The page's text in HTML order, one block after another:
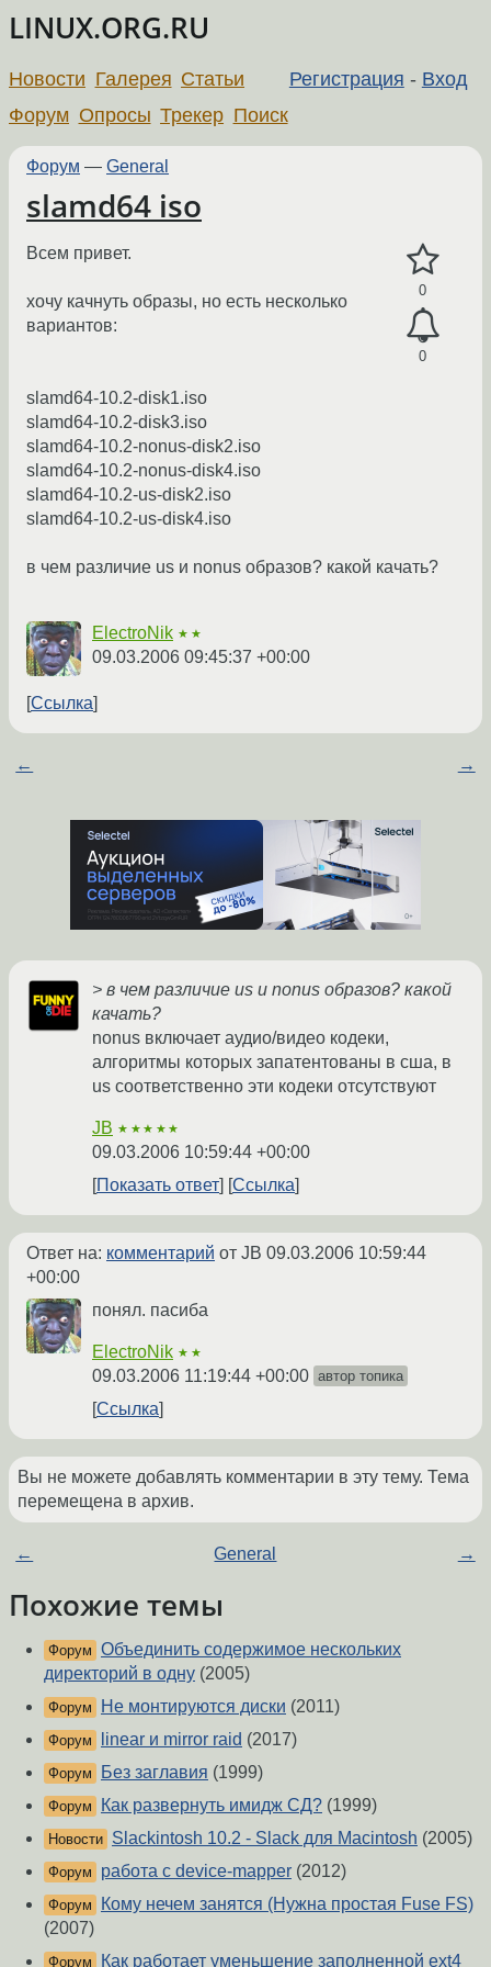
LINUX.ORG.RU
Регистрация - Вход
Новости Галерея Статьи
Форум Опросы Трекер Поиск
Форум — General
slamd64 iso
0
0
Всем привет.
хочу качнуть образы, но есть несколько
вариантов:
slamd64-10.2-disk1.iso
slamd64-10.2-disk3.iso
slamd64-10.2-nonus-disk2.iso
slamd64-10.2-nonus-disk4.iso
slamd64-10.2-us-disk2.iso
slamd64-10.2-us-disk4.iso
в чем различие us и nonus образов? какой качать?
ElectroNik ★★
09.03.2006 09:45:37 +00:00
Ссылка
← →
> в чем различие us и nonus образов? какой
качать?
nonus включает аудио/видео кодеки,
алгоритмы которых запатентованы в сша, в
us соответственно эти кодеки отсутствуют
JB ★★★★★
09.03.2006 10:59:44 +00:00
Показать ответ
Ссылка
Ответ на: комментарий от JB 09.03.2006 10:59:44
+00:00
понял. пасиба
ElectroNik ★★
09.03.2006 11:19:44 +00:00 автор топика
Ссылка
Вы не можете добавлять комментарии в эту тему. Тема
перемещена в архив.
← General →
Похожие темы
Форум Объединить содержимое нескольких
директорий в одну (2005)
Форум Не монтируются диски (2011)
Форум linear и mirror raid (2017)
Форум Без заглавия (1999)
Форум Как развернуть имидж СД? (1999)
Новости Slackintosh 10.2 - Slack для Macintosh (2005)
Форум работа с device-mapper (2012)
Форум
Кому нечем занятся (Нужна простая Fuse FS)
(2007)
Форум Как работает уменьшение заполненной ext4